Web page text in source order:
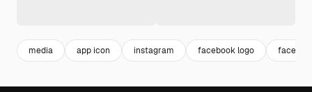
media app icon instagram facebook logo